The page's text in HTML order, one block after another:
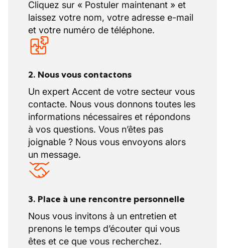
Cliquez sur « Postuler maintenant » et
laissez votre nom, votre adresse e-mail
et votre numéro de téléphone.
2. Nous vous contactons
Un expert Accent de votre secteur vous
contacte. Nous vous donnons toutes les
informations nécessaires et répondons
à vos questions. Vous n’êtes pas
joignable ? Nous vous envoyons alors
un message.
3. Place à une rencontre personnelle
Nous vous invitons à un entretien et
prenons le temps d’écouter qui vous
êtes et ce que vous recherchez.